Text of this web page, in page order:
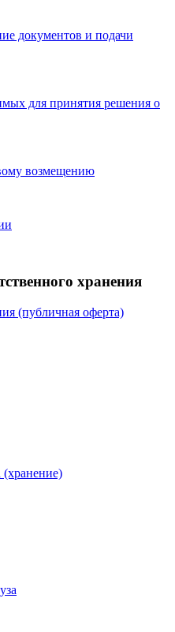
документов и подачи
для принятия решения о
возмещению
хранения
(публичная оферта)
(хранение)